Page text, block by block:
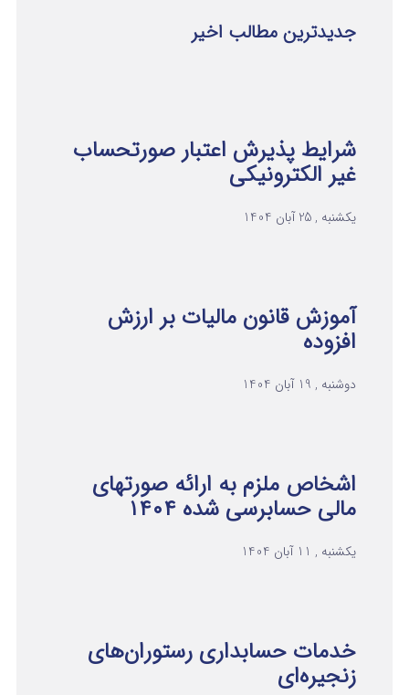
جدیدترین مطالب اخیر
شرایط پذیرش اعتبار صورتحساب
غیر الکترونیکی
یکشنبه , 25 آبان 1404
آموزش قانون مالیات بر ارزش
افزوده
دوشنبه , 19 آبان 1404
اشخاص ملزم به ارائه صورتهای
مالی حسابرسی شده ۱۴۰۴
یکشنبه , 11 آبان 1404
خدمات حسابداری رستوران‌های
زنجیره‌ای